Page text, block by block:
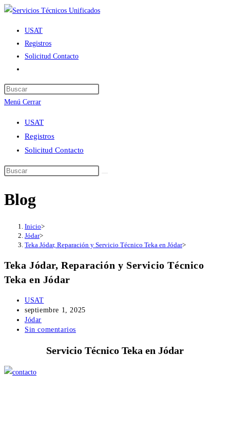
Ir
contenido
USAT
Registros
Solicitud Contacto
de
la
web
Menú Cerrar
USAT
Registros
Solicitud Contacto
Blog
Inicio>
Jódar>
Teka Jódar, Reparación y Servicio Técnico Teka en Jódar>
Teka Jódar, Reparación y Servicio Técnico
Teka en Jódar
Autor
de
la
entrada:
USAT
Publicación
de
la
septiembre 1, 2025
Categoría
de
entrada:
Jódar
Comentarios
Sin comentarios
Servicio Técnico Teka en Jódar